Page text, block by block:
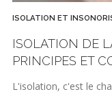
ISOLATION ET
ISOLATION DE
PRINCIPES ET
L'isolation, c'est le